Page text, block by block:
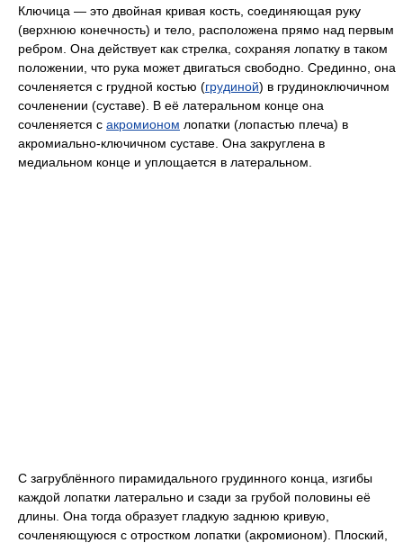
Ключица — это двойная кривая кость, соединяющая руку
(верхнюю конечность) и тело, расположена прямо над первым
ребром. Она действует как стрелка, сохраняя лопатку в таком
положении, что рука может двигаться свободно. Срединно, она
сочленяется с грудной костью (грудиной) в грудиноключичном
сочленении (суставе). В её латеральном конце она
сочленяется с акромионом лопатки (лопастью плеча) в
акромиально-ключичном суставе. Она закруглена в
медиальном конце и уплощается в латеральном.
C загрублённого пирамидального грудинного конца, изгибы
каждой лопатки латерально и сзади за грубой половины её
длины. Она тогда образует гладкую заднюю кривую,
сочленяющуюся с отростком лопатки (акромионом). Плоский,